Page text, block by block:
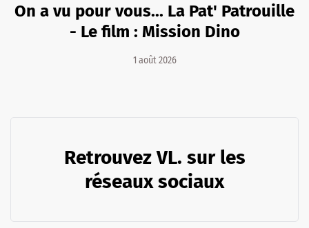
On a vu pour vous... La Pat' Patrouille
- Le film : Mission Dino
1 août 2026
Retrouvez VL. sur les
réseaux sociaux